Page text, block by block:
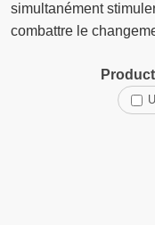
simultanément
combattre le